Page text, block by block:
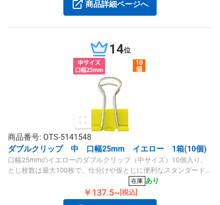
商品詳細ページへ
14位
商品番号: OTS-5141548
ダブルクリップ 中 口幅25mm イエロー 1箱(10個)
口幅25mmのイエローのダブルクリップ（中サイズ）10個入り。
とじ枚数は最大100枚で、仕分けや仮とじに便利なスタンダードタ
在庫 あり
￥137.5~ [税込]